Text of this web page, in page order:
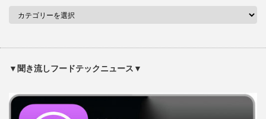
▼聞き流しフードテックニュース▼